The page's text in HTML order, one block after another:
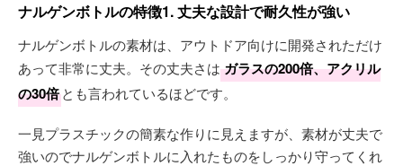
ナルゲンボトルの特徴1. 丈夫な設計で耐久性が強い
ナルゲンボトルの素材は、アウトドア向けに開発されただけ
あって非常に丈夫。その丈夫さは ガラスの200倍、アクリル
の30倍とも言われているほどです。
一見プラスチックの簡素な作りに見えますが、素材が丈夫で
強いのでナルゲンボトルに入れたものをしっかり守ってくれ